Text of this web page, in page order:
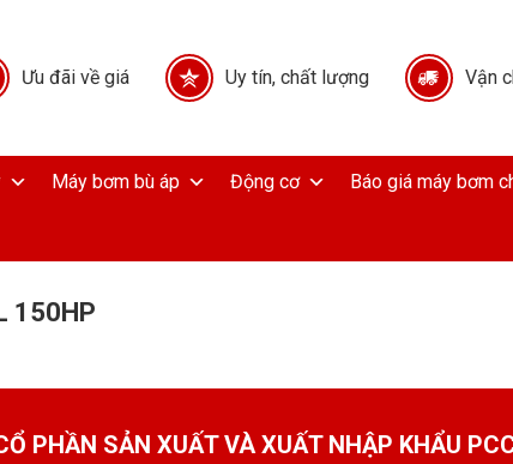
Ưu đãi về giá Uy tín, chất lượng Vận
Máy bơm bù áp Động cơ Báo giá máy bơm
150HP
PHẦN SẢN XUẤT VÀ XUẤT NHẬP KHẨU